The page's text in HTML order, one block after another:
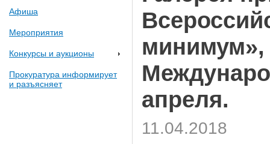
Афиша
Мероприятия
Конкурсы и аукционы
Прокуратура информирует
и разъясняет
минимум»,
апреля.
11.04.2018